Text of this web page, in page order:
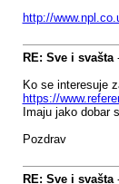
http://
RE: Sve i svašta
Ko se interesuje
https://
Imaju jako dobar
Pozdrav
RE: Sve i svašta